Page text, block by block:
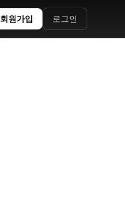
회원가입 로그인